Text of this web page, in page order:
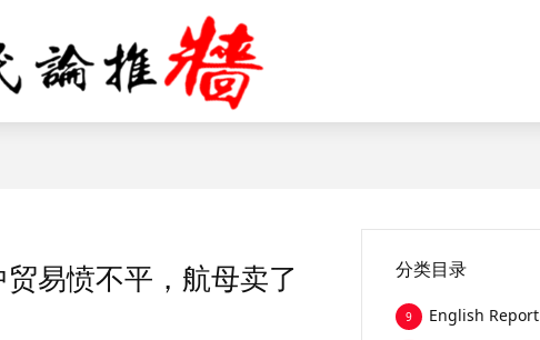
易愤不平，航母卖了
分类目录
English Report
9